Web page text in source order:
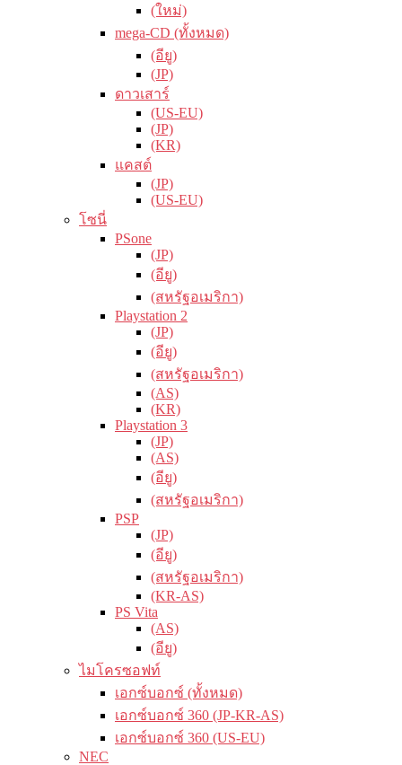
(ใหม่)
mega-CD (ทั้งหมด)
(อียู)
(JP)
ดาวเสาร์
(US-EU)
(JP)
(KR)
แคสต์
(JP)
(US-EU)
โซนี่
PSone
(JP)
(อียู)
(สหรัฐอเมริกา)
Playstation 2
(JP)
(อียู)
(สหรัฐอเมริกา)
(AS)
(KR)
Playstation 3
(JP)
(AS)
(อียู)
(สหรัฐอเมริกา)
PSP
(JP)
(อียู)
(สหรัฐอเมริกา)
(KR-AS)
PS Vita
(AS)
(อียู)
ไมโครซอฟท์
เอกซ์บอกซ์ (ทั้งหมด)
เอกซ์บอกซ์ 360 (JP-KR-AS)
เอกซ์บอกซ์ 360 (US-EU)
NEC